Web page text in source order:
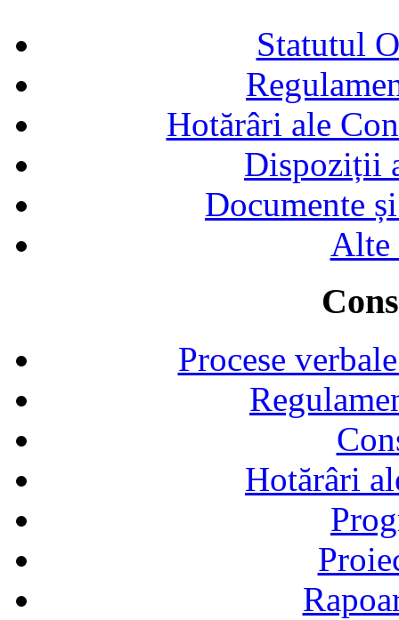
Statutul
Hotărâri ale
Dispoziții
Documente
Alte
Procese
Hotărâri